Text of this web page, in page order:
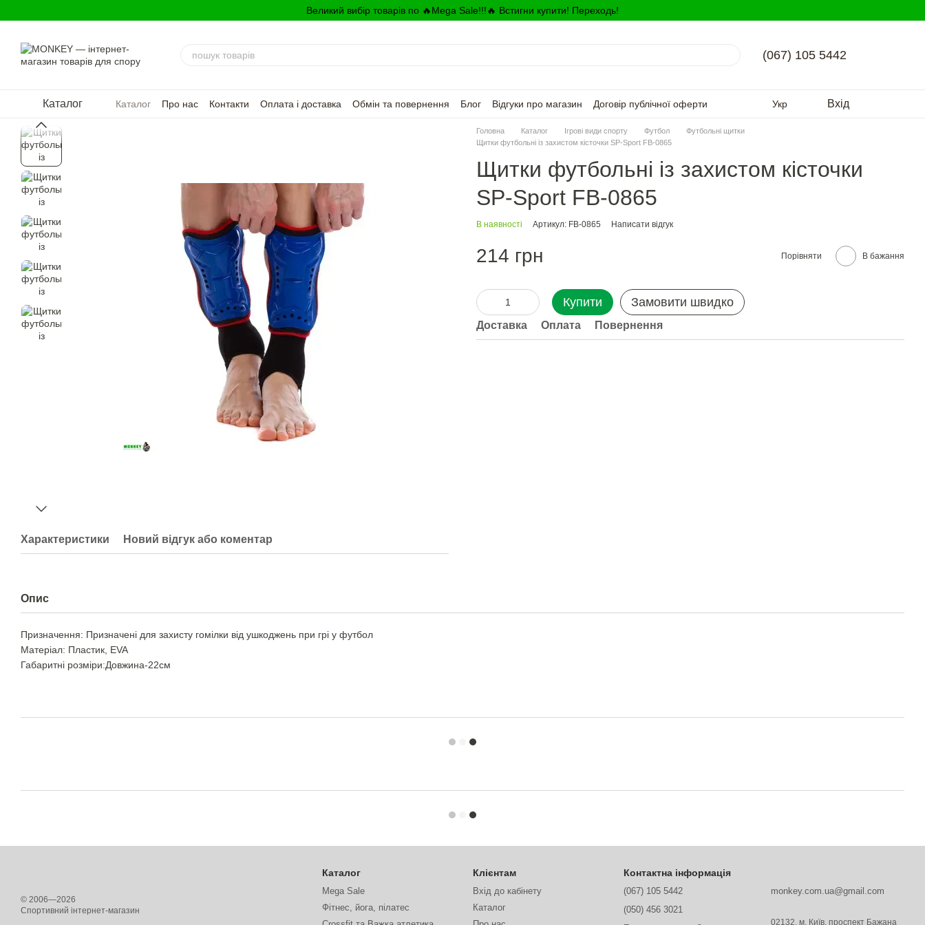
Великий вибір товарів по 🔥Mega Sale!!!🔥 Встигни купити! Переходь!
(067) 105 5442
Каталог Каталог Про нас Контакти Оплата і доставка Обмін та повернення Блог Відгуки про магазин
Договір публічної оферти
Укр Вхід
Характеристики Новий відгук або коментар
Головна Каталог Ігрові види спорту Футбол
Футбольні щитки
Щитки футбольні із захистом кісточки SP-Sport FB-0865
Щитки футбольні із захистом кісточки
SP-Sport FB-0865
В наявності Артикул: FB-0865 Написати відгук
214 грн Порівняти В бажання
Купити Замовити швидко
Доставка Оплата Повернення
Опис
Призначення: Призначені для захисту гомілки від ушкоджень при грі у футбол
Матеріал: Пластик, EVA
Габаритні розміри:Довжина-22см
© 2006—2026
Спортивний інтернет-магазин
Каталог
Mega Sale
Фітнес, йога, пілатес
Клієнтам
Вхід до кабінету
Каталог
Контактна інформація
(067) 105 5442
(050) 456 3021
monkey.com.ua@gmail.com
02132, м. Київ, проспект Бажана